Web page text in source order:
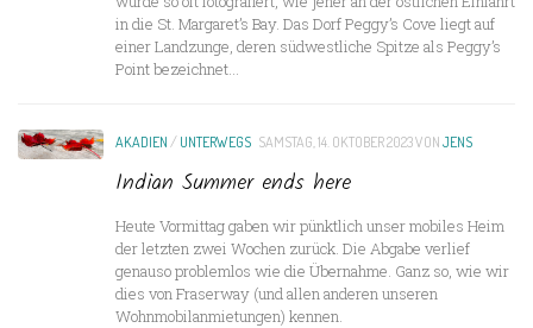
in die St. Margaret’s Bay. Das Dorf Peggy’s Cove liegt auf
einer Landzunge, deren südwestliche Spitze als Peggy’s
Point bezeichnet...
AKADIEN /UNTERWEGS SAMSTAG, 14. OKTOBER 2023VONJENS
Indian Summer ends here
Heute Vormittag gaben wir pünktlich unser mobiles Heim
der letzten zwei Wochen zurück. Die Abgabe verlief
genauso problemlos wie die Übernahme. Ganz so, wie wir
dies von Fraserway (und allen anderen unseren
Wohnmobilanmietungen) kennen.